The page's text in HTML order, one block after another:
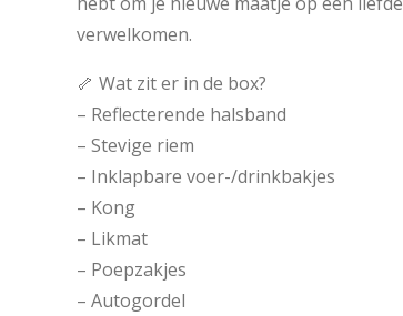
verwelkomen.
🦴 Wat zit er in de box?
– Reflecterende halsband
– Stevige riem
– Inklapbare voer-/drinkbakjes
– Kong
– Likmat
– Poepzakjes
– Autogordel